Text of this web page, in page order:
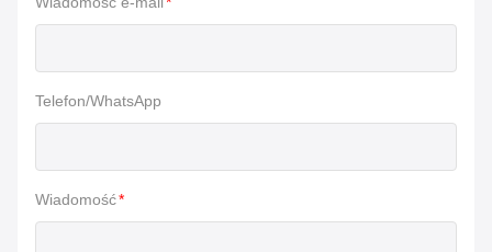
Telefon/WhatsApp
Wiadomość*